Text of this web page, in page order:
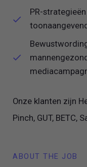
PR-
Onze klanten zijn
Pinch, GUT, BETC,
ABOUT THE JOB